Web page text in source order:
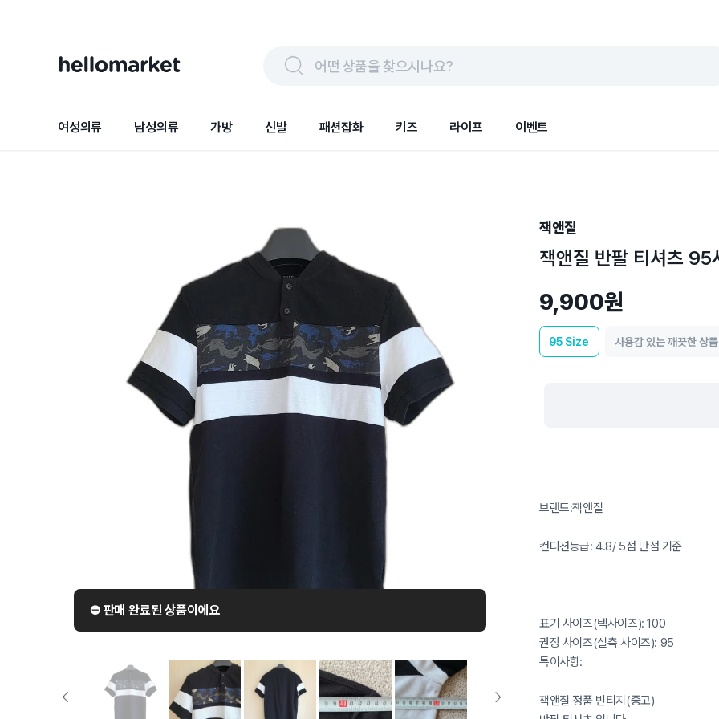
어떤 상품을 찾으시나요?
여성의류 남성의류 가방 신발 패션잡화 키즈 라이프 이벤트
⛔️ 판매 완료된 상품이에요
잭앤질
잭앤질 반팔 티셔츠
9,900원
95 Size 사용감 있는 깨끗한 상품
브랜드:잭앤질
컨디션등급: 4.8/ 5점 만점 기준
표기 사이즈(텍사이즈): 100
권장 사이즈(실측 사이즈): 95
특이사항:
잭앤질 정품 빈티지(중고)